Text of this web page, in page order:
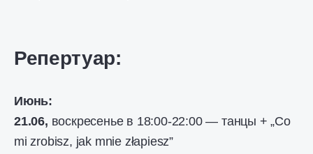
Репертуар:
Июнь:
21.06, воскресенье в 18:00-22:00 — танцы + „Co
mi zrobisz, jak mnie złapiesz”